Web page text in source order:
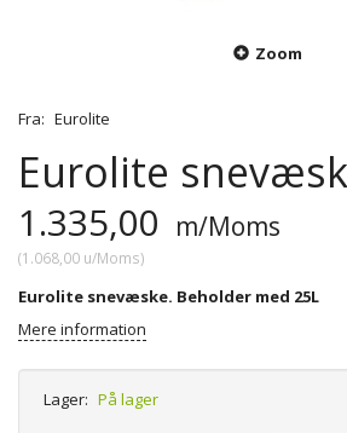
Zoom
Fra: Eurolite
Eurolite
1.335,00 m/Moms
(1.068,00 u/Moms)
Eurolite snevæske. Beholder med 25L
Mere information
Lager: På lager